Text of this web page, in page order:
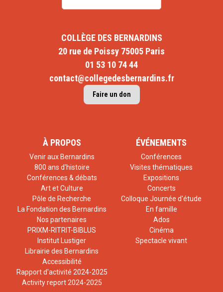
COLLÈGE DES BERNARDINS
20 rue de Poissy 75005 Paris
01 53 10 74 44
contact@collegedesbernardins.fr
Faire un don
À PROPOS
Venir aux Bernardins
800 ans d'histoire
Conférences & débats
Art et Culture
Pôle de Recherche
La Fondation des Bernardins
Nos partenaires
PRIXM-RITRIT-BIBLUS
Institut Lustiger
Librairie des Bernardins
Accessibilité
Rapport d'activité 2024-2025
Activity report 2024-2025
ÉVÉNEMENTS
Conférences
Visites thématiques
Expositions
Concerts
Colloque Journée d'étude
En famille
Ados
Cinéma
Spectacle vivant